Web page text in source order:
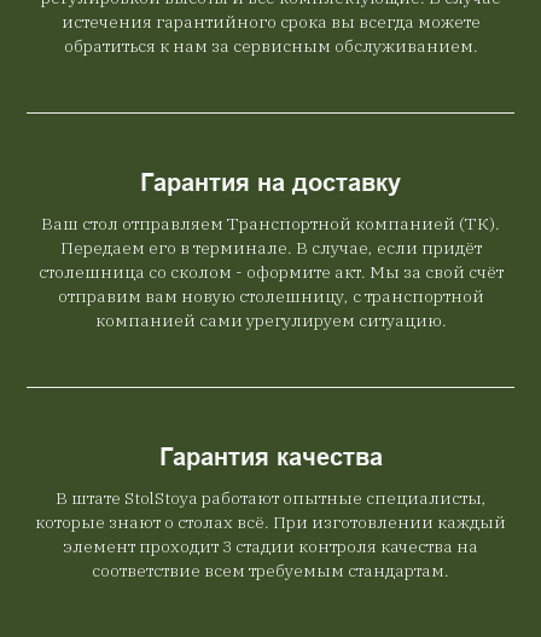
истечения гарантийного срока вы всегда можете
обратиться к нам за сервисным обслуживанием.
Гарантия на доставку
Ваш стол отправляем Транспортной компанией (ТК).
Передаем его в терминале. В случае, если придёт
столешница со сколом - оформите акт. Мы за свой счёт
отправим вам новую столешницу, с транспортной
компанией сами урегулируем ситуацию.
Гарантия качества
В штате StolStoya работают опытные специалисты,
которые знают о столах всё. При изготовлении каждый
элемент проходит 3 стадии контроля качества на
соответствие всем требуемым стандартам.